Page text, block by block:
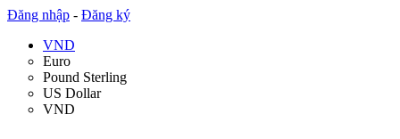
Đăng nhập - Đăng ký
VND
Euro
Pound Sterling
US Dollar
VND